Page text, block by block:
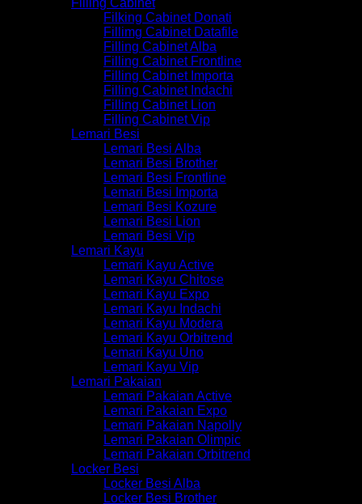
Filling Cabinet
Filking Cabinet Donati
Fillimg Cabinet Datafile
Filling Cabinet Alba
Filling Cabinet Frontline
Filling Cabinet Importa
Filling Cabinet Indachi
Filling Cabinet Lion
Filling Cabinet Vip
Lemari Besi
Lemari Besi Alba
Lemari Besi Brother
Lemari Besi Frontline
Lemari Besi Importa
Lemari Besi Kozure
Lemari Besi Lion
Lemari Besi Vip
Lemari Kayu
Lemari Kayu Active
Lemari Kayu Chitose
Lemari Kayu Expo
Lemari Kayu Indachi
Lemari Kayu Modera
Lemari Kayu Orbitrend
Lemari Kayu Uno
Lemari Kayu Vip
Lemari Pakaian
Lemari Pakaian Active
Lemari Pakaian Expo
Lemari Pakaian Napolly
Lemari Pakaian Olimpic
Lemari Pakaian Orbitrend
Locker Besi
Locker Besi Alba
Locker Besi Brother